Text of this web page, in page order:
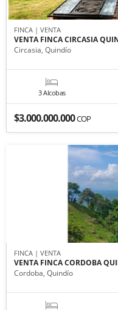
FINCA | VENTA
VENTA FINCA CIRCASIA
Circasia, Quindío
3 Alcobas
$3.000.000.000COP
FINCA | VENTA
VENTA FINCA CORDOBA
Cordoba, Quindío